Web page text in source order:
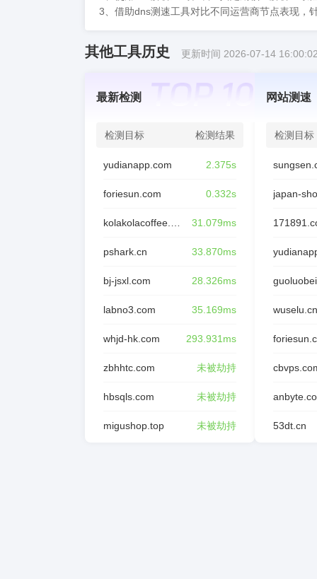
3、借助dns测速工具对比不同运营商节点表现，
其他工具历史 更新时间 2026-07-14
最新检测
检测目标 检测结果
yudianapp.com 2.375s
foriesun.com 0.332s
31.079ms
pshark.cn 33.870ms
bj-jsxl.com 28.326ms
labno3.com 35.169ms
whjd-hk.com 293.931ms
zbhhtc.com 未被劫持
hbsqls.com 未被劫持
migushop.top 未被劫持
网站测速
检测目标
japan-
wuselu.cn
53dt.cn